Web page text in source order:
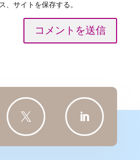
、サイトを保存する。
コメントを送信
 